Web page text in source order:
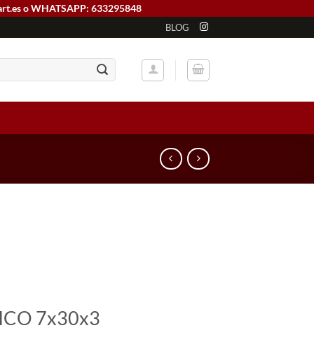
o WHATSAPP: 633295848
BLOG
7x30x3